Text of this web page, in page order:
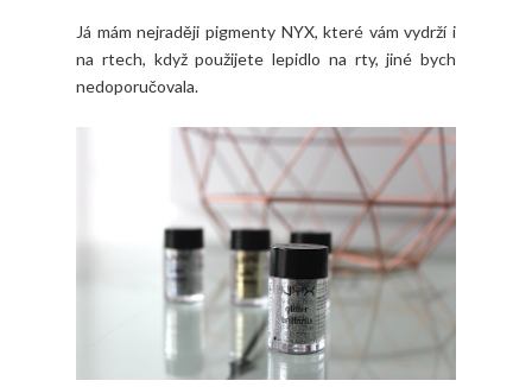
Já mám nejraději pigmenty NYX, které vám vydrží i
na rtech, když použijete lepidlo na rty, jiné bych
nedoporučovala.